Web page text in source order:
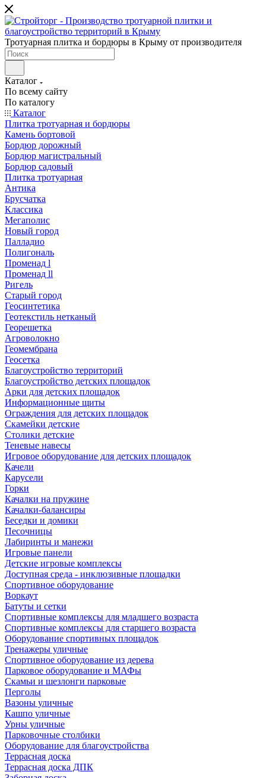
Тротуарная плитка и бордюры в Крыму от производителя
Каталог
По всему сайту
По каталогу
Каталог
Плитка тротуарная и бордюры
Камень бортовой
Бордюр дорожный
Бордюр магистральный
Бордюр садовый
Плитка тротуарная
Антика
Брусчатка
Классика
Мегаполис
Новый город
Палладио
Полигональ
Променад l
Променад ll
Ригель
Старый город
Геосинтетика
Геотекстиль нетканый
Георешетка
Агроволокно
Геомембрана
Геосетка
Благоустройство территорий
Благоустройство детских площадок
Арки для детских площадок
Информационные щиты
Ограждения для детских площадок
Скамейки детские
Столики детские
Теневые навесы
Игровое оборудование для детских площадок
Качели
Карусели
Горки
Качалки на пружине
Качалки-балансиры
Беседки и домики
Песочницы
Лабиринты и манежи
Игровые панели
Детские игровые комплексы
Доступная среда - инклюзивные площадки
Спортивное оборудование
Воркаут
Батуты и сетки
Спортивные комплексы для младшего возраста
Спортивные комплексы для старшего возраста
Оборудование спортивных площадок
Тренажеры уличные
Спортивное оборудование из дерева
Парковое оборудование и МАФы
Скамьи и шезлонги парковые
Перголы
Вазоны уличные
Кашпо уличные
Урны уличные
Парковочные столбики
Оборудование для благоустройства
Террасная доска
Террасная доска ДПК